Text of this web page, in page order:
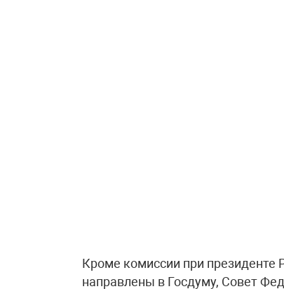
Кроме комиссии при
направлены в Госдуму, Совет